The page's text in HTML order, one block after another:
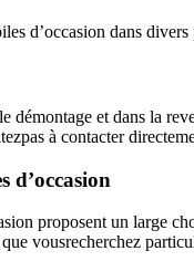
d’occasion dans
démontage et dans la
à contacter
d’occasion
proposent un large
vousrecherchez